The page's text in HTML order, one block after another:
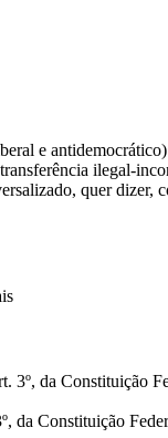
e
ilegal-
quer dizer,
3º, da Constituição
da Constituição